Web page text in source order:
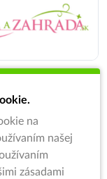
na
našej
zásadami